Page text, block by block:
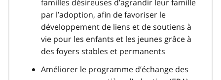
familles désireuses d’agrandir leur famille
par l’adoption, afin de favoriser le
développement de liens et de soutiens à
vie pour les enfants et les jeunes grâce à
des foyers stables et permanents
Améliorer le programme d’échange des